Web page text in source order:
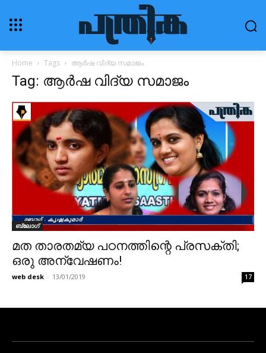
Home Tags ആർഷ വിദ്യ സമാജം
Tag: ആർഷ വിദ്യ സമാജം
ബ്ലോഗ്‌
മത താരതമ്യ പഠനത്തിന്റെ പ്രസക്തി;
ഒരു അന്വേഷണം!
web desk - 13/01/2019 17